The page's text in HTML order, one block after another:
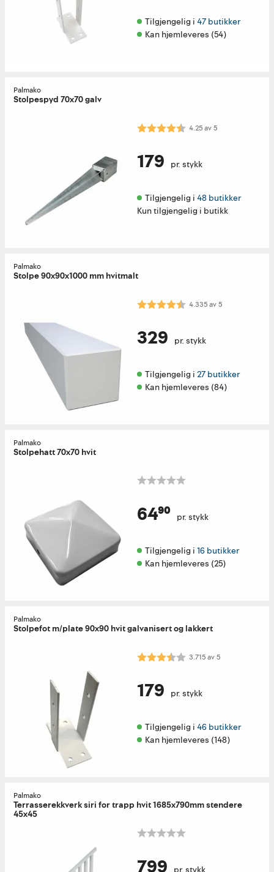
Tilgjengelig i 47 butikker
Kan hjemleveres (54)
Palmako
Stolpespyd 70x70 galv
Karakter: 4.3 av 5 mulige
4.25av5
179 pr. stykk
Tilgjengelig i 48 butikker
Kun tilgjengelig i butikk
Palmako
Stolpe 90x90x1000 mm hvitmalt
Karakter: 4.3 av 5 mulige
4.335av5
329 pr. stykk
Tilgjengelig i 27 butikker
Kan hjemleveres (84)
Palmako
Stolpehatt 70x70 hvit
64⁹⁰ pr. stykk
Tilgjengelig i 16 butikker
Kan hjemleveres (25)
Palmako
Stolpefot m/plate 90x90 hvit galvanisert og lakkert
Karakter: 3.7 av 5 mulige
3.715av5
179 pr. stykk
Tilgjengelig i 46 butikker
Kan hjemleveres (148)
Palmako
Terrasserekkverk siri for trapp hvit 1685x790mm stendere
45x45
799